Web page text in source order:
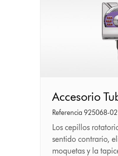
Accesorio
Tubine
sin
enredos
Accesorio
Referencia 925068-02
Los cepillos
sentido contrario,
moquetas y la